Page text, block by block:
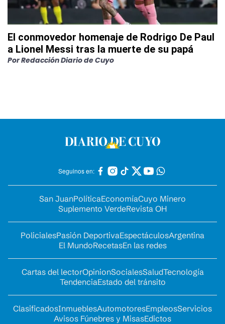
El conmovedor homenaje de Rodrigo De Paul
a Lionel Messi tras la muerte de su papá
PorRedacción Diario de Cuyo
Seguinos en:
San JuanPolíticaEconomíaCuyo Minero
Suplemento VerdeRevista OH
PolicialesPasión DeportivaEspectáculosArgentina
El MundoRecetasEn las redes
Cartas del lectorOpinionSocialesSaludTecnología
TendenciaEstado del tránsito
ClasificadosInmueblesAutomotoresEmpleosServicios
Avisos Fúnebres y MisasEdictos